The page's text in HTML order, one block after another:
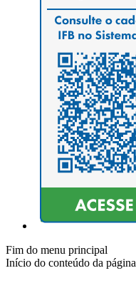
Fim do menu principal
Início do conteúdo da página